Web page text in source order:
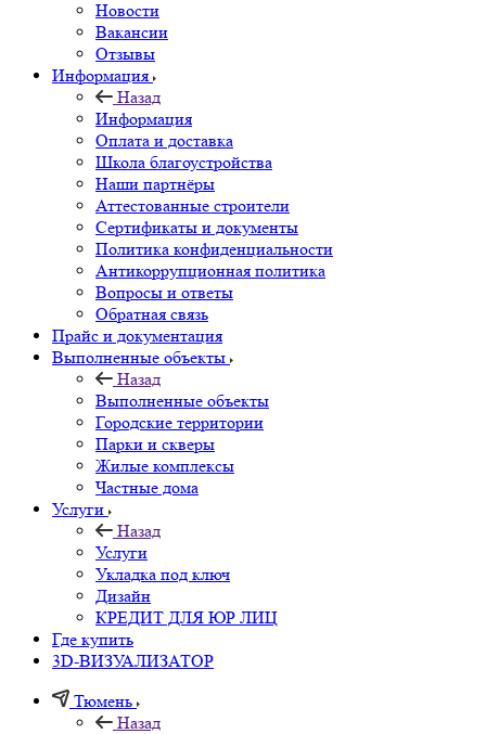
Новости
Вакансии
Отзывы
Информация
Назад
Информация
Оплата и доставка
Школа благоустройства
Наши партнёры
Аттестованные строители
Сертификаты и документы
Политика конфиденциальности
Антикоррупционная политика
Вопросы и ответы
Обратная связь
Прайс и документация
Выполненные объекты
Назад
Выполненные объекты
Городские территории
Парки и скверы
Жилые комплексы
Частные дома
Услуги
Назад
Услуги
Укладка под ключ
Дизайн
КРЕДИТ ДЛЯ ЮР ЛИЦ
Где купить
3D-ВИЗУАЛИЗАТОР
Тюмень
Назад